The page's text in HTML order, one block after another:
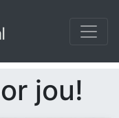
jou!